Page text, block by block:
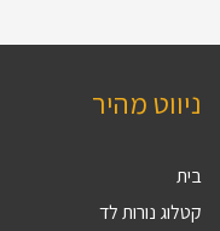
ניווט מהיר
בית
קטלוג נורות לד